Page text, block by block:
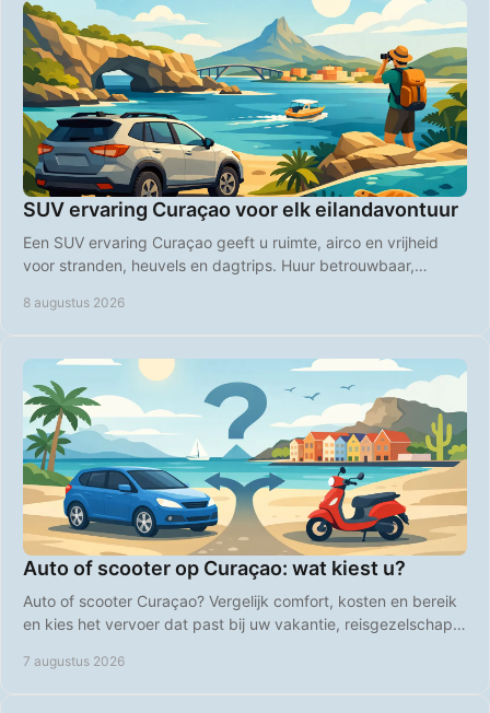
SUV ervaring Curaçao voor elk eilandavontuur
Een SUV ervaring Curaçao geeft u ruimte, airco en vrijheid
voor stranden, heuvels en dagtrips. Huur betrouwbaar,
8 augustus 2026
Auto of scooter op Curaçao: wat kiest u?
Auto of scooter Curaçao? Vergelijk comfort, kosten en bereik
en kies het vervoer dat past bij uw vakantie, reisgezelschap
7 augustus 2026